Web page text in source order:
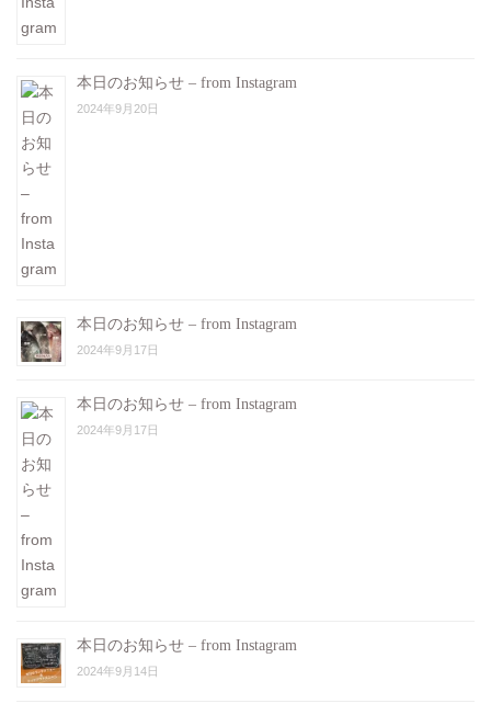
本日のお知らせ – from Instagram
2024年9月20日
本日のお知らせ – from Instagram
2024年9月17日
本日のお知らせ – from Instagram
2024年9月17日
本日のお知らせ – from Instagram
2024年9月14日